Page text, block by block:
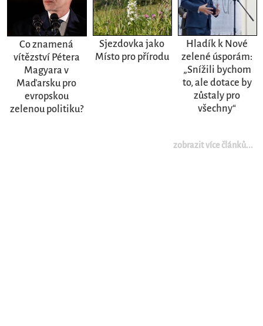
Co znamená
vítězství Pétera
Magyara v
Maďarsku pro
evropskou
zelenou politiku?
Sjezdovka jako
Místo pro přírodu
Hladík k Nové
zelené úsporám:
„Snížili bychom
to, ale dotace by
zůstaly pro
všechny“
zobrazit více článků...